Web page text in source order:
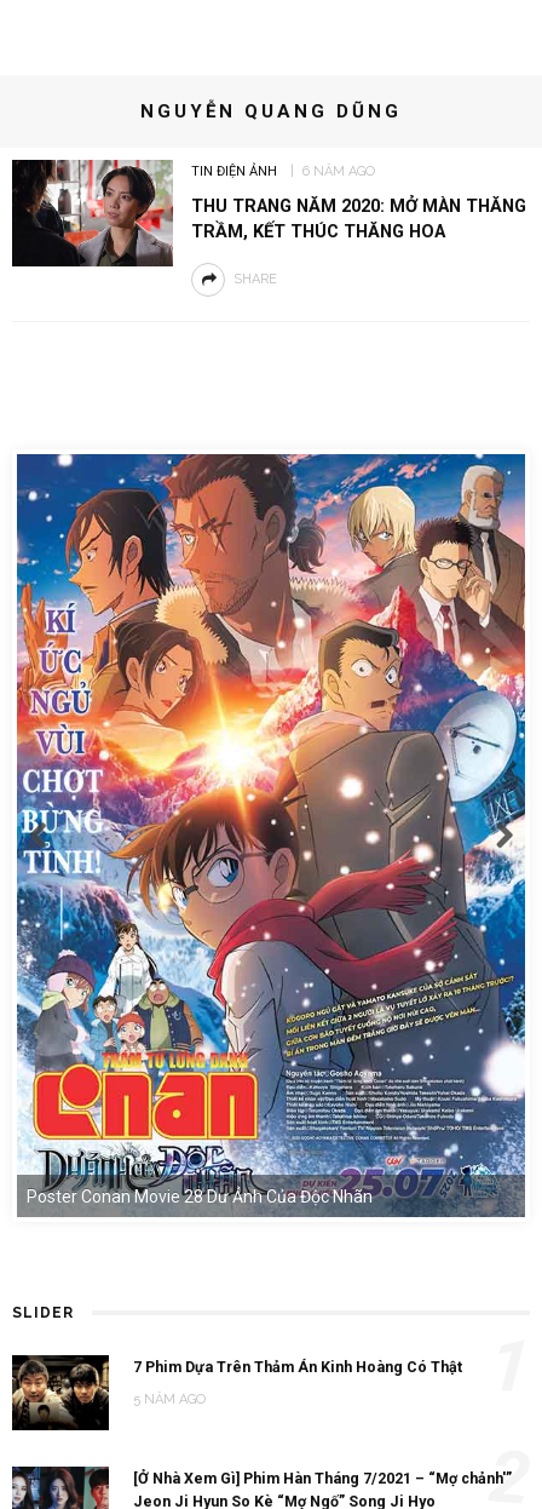
NGUYỄN QUANG DŨNG
TIN ĐIỆN ẢNH 6 NĂM AGO
THU TRANG NĂM 2020: MỞ MÀN THĂNG
TRẦM, KẾT THÚC THĂNG HOA
SHARE
Poster Conan Movie 28 Dư Ảnh Của Độc Nhãn
SLIDER
7 Phim Dựa Trên Thảm Án Kinh Hoàng Có Thật
5 NĂM AGO
[Ở Nhà Xem Gì] Phim Hàn Tháng 7/2021 – “Mợ chảnh'”
Jeon Ji Hyun So Kè “Mợ Ngố” Song Ji Hyo
2